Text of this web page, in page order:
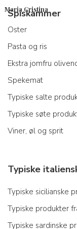
Maria Cristina
Spiskammer
Oster
Pasta og ris
Ekstra jomfru
Spekemat
Typiske salte
Typiske søte
Viner, øl og sprit
Typiske
Typiske sicilianske
Typiske produkter
Typiske sardinske